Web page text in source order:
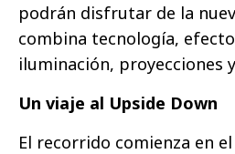
podrán disfrutar de la
combina tecnología,
iluminación, proyecciones
Un viaje al Upside Down
El recorrido comienza en el